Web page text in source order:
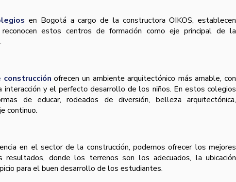
en Bogotá a cargo de la constructora OIKOS, establecen
reconocen estos centros de formación como eje principal de la
ofrecen un ambiente arquitectónico más amable, con
interacción y el perfecto desarrollo de los niños. En estos colegios
de educar, rodeados de diversión, belleza arquitectónica,
continuo.
en el sector de la construcción, podemos ofrecer los mejores
resultados, donde los terrenos son los adecuados, la ubicación
para el buen desarrollo de los estudiantes.